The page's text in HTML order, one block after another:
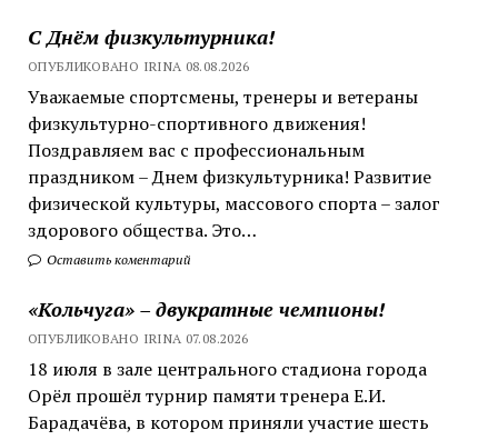
С Днём физкультурника!
ОПУБЛИКОВАНО IRINA 08.08.2026
Уважаемые спортсмены, тренеры и ветераны
физкультурно-спортивного движения!
Поздравляем вас с профессиональным
праздником – Днем физкультурника! Развитие
физической культуры, массового спорта – залог
здорового общества. Это…
Оставить коментарий
«Кольчуга» – двукратные чемпионы!
ОПУБЛИКОВАНО IRINA 07.08.2026
18 июля в зале центрального стадиона города
Орёл прошёл турнир памяти тренера Е.И.
Барадачёва, в котором приняли участие шесть